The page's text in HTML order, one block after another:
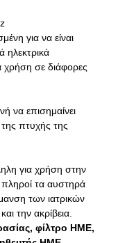
για να είναι
ηλεκτρικά
χρήση σε διάφορες
να επισημαίνει
πτυχής της
για χρήση στην
πληροί τα αυστηρά
των ιατρικών
την ακρίβεια.
φίλτρο HME,